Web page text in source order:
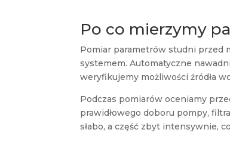
Po co mierzymy
Pomiar parametrów studni przed
systemem. Automatyczne
weryfikujemy możliwości źródła
Podczas pomiarów oceniamy
prawidłowego doboru pompy,
słabo, a część zbyt intensywnie,